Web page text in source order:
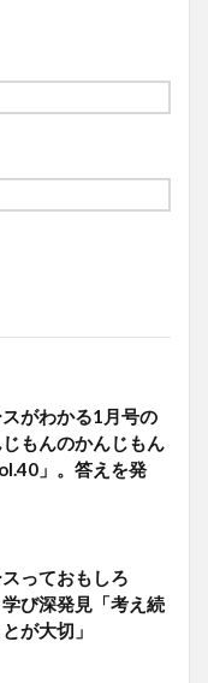
がわかる1月号の
じもんのかんじもん
」。答えを発
っておもしろ
び深発見「考え続
が大切」